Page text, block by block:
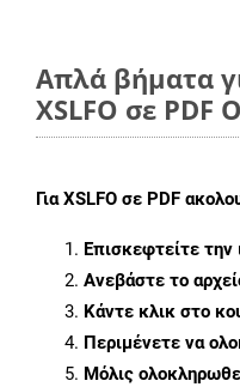
Απλά βήματα
XSLFO σε PDF
ΓιαXSLFO σε PDF
Επισκεφτείτε την
Ανεβάστε το
Κάντε κλικ στο
Περιμένετε να
Μόλις